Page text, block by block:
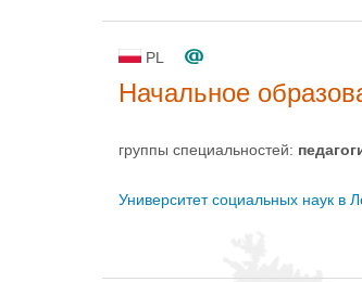
PL
Начальное
группы специальностей:
Университет социальных наук в